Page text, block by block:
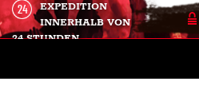
EXPEDITION
INNERHALB VON
24 STUNDEN.